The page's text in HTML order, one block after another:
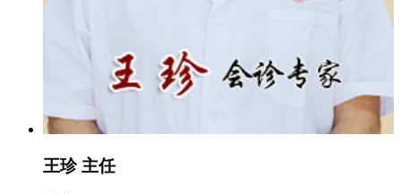
王珍 主任